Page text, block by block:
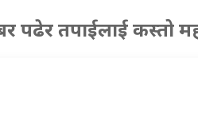
पढेर तपाईलाई कस्तो